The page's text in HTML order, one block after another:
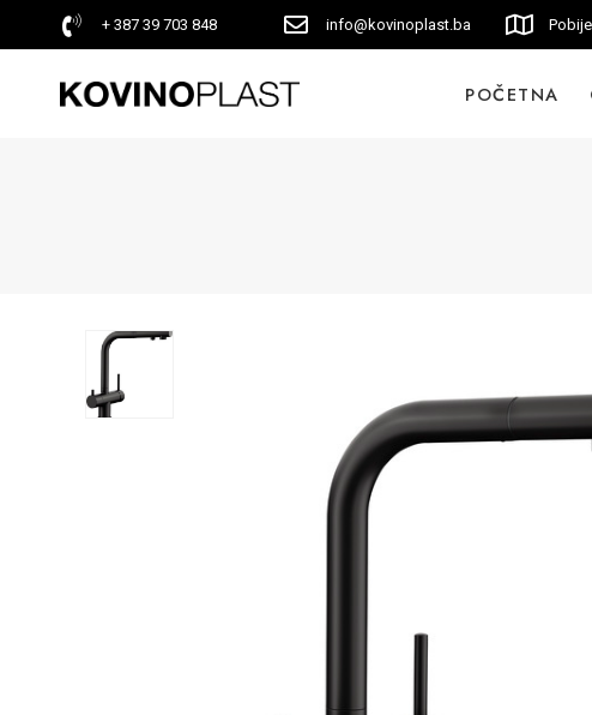
+ 387 39 703 848 info@kovinoplast.ba
POČETNA